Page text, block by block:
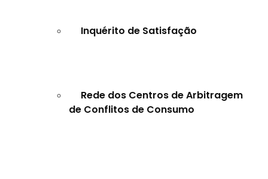
Inquérito de Satisfação
Rede dos Centros de Arbitragem
de Conflitos de Consumo